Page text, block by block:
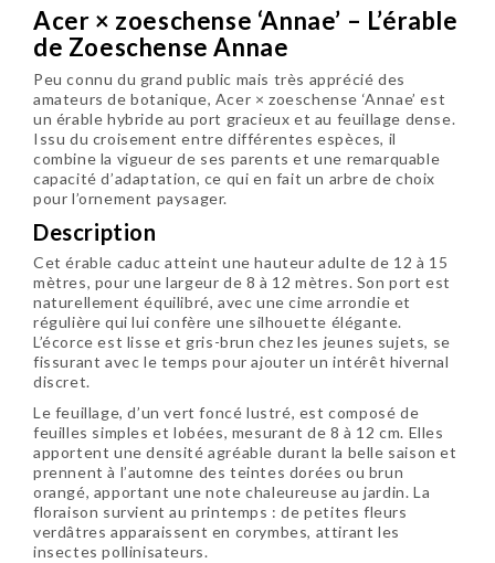
Acer × zoeschense ‘Annae’ – L’érable
de Zoeschense Annae
Peu connu du grand public mais très apprécié des
amateurs de botanique, Acer × zoeschense ‘Annae’ est
un érable hybride au port gracieux et au feuillage dense.
Issu du croisement entre différentes espèces, il
combine la vigueur de ses parents et une remarquable
capacité d’adaptation, ce qui en fait un arbre de choix
pour l’ornement paysager.
Description
Cet érable caduc atteint une hauteur adulte de 12 à 15
mètres, pour une largeur de 8 à 12 mètres. Son port est
naturellement équilibré, avec une cime arrondie et
régulière qui lui confère une silhouette élégante.
L’écorce est lisse et gris-brun chez les jeunes sujets, se
fissurant avec le temps pour ajouter un intérêt hivernal
discret.
Le feuillage, d’un vert foncé lustré, est composé de
feuilles simples et lobées, mesurant de 8 à 12 cm. Elles
apportent une densité agréable durant la belle saison et
prennent à l’automne des teintes dorées ou brun
orangé, apportant une note chaleureuse au jardin. La
floraison survient au printemps : de petites fleurs
verdâtres apparaissent en corymbes, attirant les
insectes pollinisateurs.